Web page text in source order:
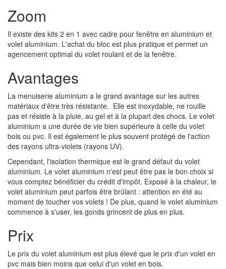
Zoom
Il existe des kits 2 en 1 avec cadre pour fenêtre en aluminium et
volet aluminium. L'achat du bloc est plus pratique et permet un
agencement optimal du volet roulant et de la fenêtre.
Avantages
La menuiserie aluminium a le grand avantage sur les autres
matériaux d'être très résistante. Elle est inoxydable, ne rouille
pas et résiste à la pluie, au gel et à la plupart des chocs. Le volet
aluminium a une durée de vie bien supérieure à celle du volet
bois ou pvc. Il est également le plus souvent protégé de l'action
des rayons ultra-violets (rayons UV).
Cependant, l'isolation thermique est le grand défaut du volet
aluminium. Le volet aluminium n'est peut être pas le bon choix si
vous comptez bénéficier du crédit d'impôt. Exposé à la chaleur, le
volet aluminium peut parfois être brûlant : attention en été au
moment de toucher vos volets ! De plus, quand le volet aluminium
commence à s'user, les gonds grincent de plus en plus.
Prix
Le prix du volet aluminium est plus élevé que le prix d'un volet en
pvc mais bien moins que celui d'un volet en bois.